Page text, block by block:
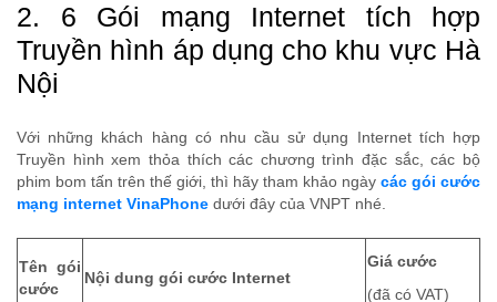
2. 6 Gói mạng Internet tích hợp
Truyền hình áp dụng cho khu vực Hà
Nội
Với những khách hàng có nhu cầu sử dụng Internet tích hợp
Truyền hình xem thỏa thích các chương trình đặc sắc, các bộ
phim bom tấn trên thế giới, thì hãy tham khảo ngày các gói cước
mạng internet VinaPhone dưới đây của VNPT nhé.
Tên gói
cước
Nội dung gói cước Internet
Giá cước
(đã có VAT)